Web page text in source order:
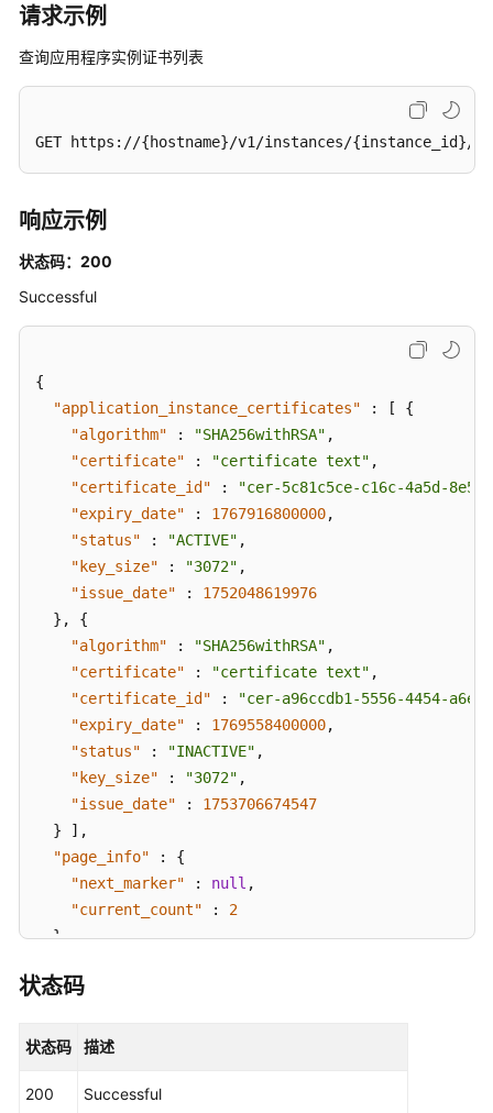
实
证
书
例
配
置
理
置
管
户
管
理
用
户
组
管
理
用
户/
户
组
绑
定
关
管
份
请求示例
查询应用程序实例证书列表
GET https://{hostname}/v1/instances/
响应示例
状态码：200
Successful
{
"application_instance_certificates"
: [
{
"algorithm"
: "SHA256withRSA" ,
"certificate"
: "certificate text" ,
"certificate_id"
:
"cer-5c81c5ce-c16c-4a5d-
"expiry_date"
: 1767916800000,
"status"
: "ACTIVE" ,
"key_size"
: "3072" ,
"issue_date"
:
1752048619976
} ,
{
"algorithm"
: "SHA256withRSA" ,
"certificate"
: "certificate text" ,
"certificate_id"
:
"cer-a96ccdb1-5556-4454-a6ed-
"expiry_date"
: 1769558400000,
"status"
: "INACTIVE" ,
"key_size"
: "3072" ,
"issue_date"
:
1753706674547
}
] ,
"page_info"
:
{
"next_marker"
: null ,
"current_count"
:
2
}
状态码
状态码 描述
200 Successful